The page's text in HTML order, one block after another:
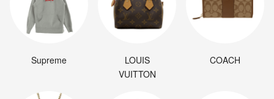
Supreme
LOUIS
VUITTON
COACH